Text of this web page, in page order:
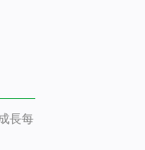
長每